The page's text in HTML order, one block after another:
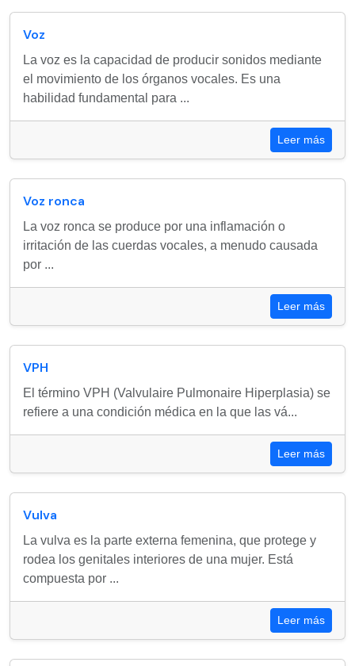
Voz
La voz es la capacidad de producir sonidos mediante
el movimiento de los órganos vocales. Es una
habilidad fundamental para ...
Leer más
Voz ronca
La voz ronca se produce por una inflamación o
irritación de las cuerdas vocales, a menudo causada
por ...
Leer más
VPH
El término VPH (Valvulaire Pulmonaire Hiperplasia) se
refiere a una condición médica en la que las vá...
Leer más
Vulva
La vulva es la parte externa femenina, que protege y
rodea los genitales interiores de una mujer. Está
compuesta por ...
Leer más